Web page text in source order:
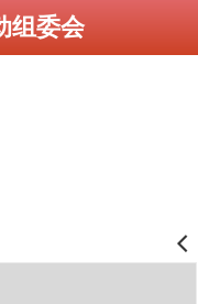
组委会
󰊒